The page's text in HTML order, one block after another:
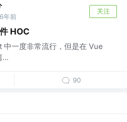
6年前
关注
HOC
中一度非常流行，但是在 Vue
...
90